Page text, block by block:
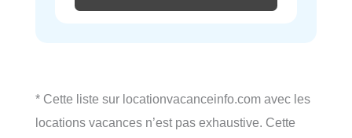
* Cette liste sur locationvacanceinfo.com avec les
locations vacances n’est pas exhaustive. Cette